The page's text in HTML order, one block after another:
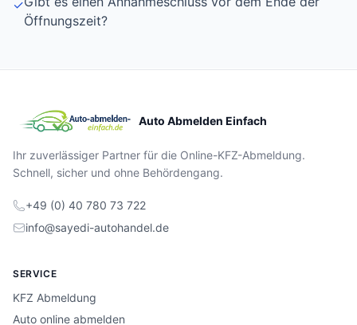
✓
Öffnungszeit?
Auto Abmelden Einfach
Ihr zuverlässiger Partner für die Online-KFZ-Abmeldung.
Schnell, sicher und ohne Behördengang.
+49 (0) 40 780 73 722
info@sayedi-autohandel.de
SERVICE
KFZ Abmeldung
Auto online abmelden